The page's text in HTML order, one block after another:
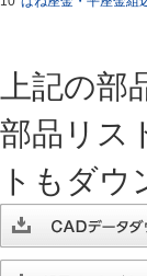
上記の
部品リス
トもダウ